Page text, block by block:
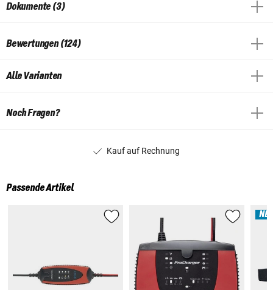
Dokumente (3)
Bewertungen (124)
Alle Varianten
Noch Fragen?
Kauf auf Rechnung
Passende Artikel